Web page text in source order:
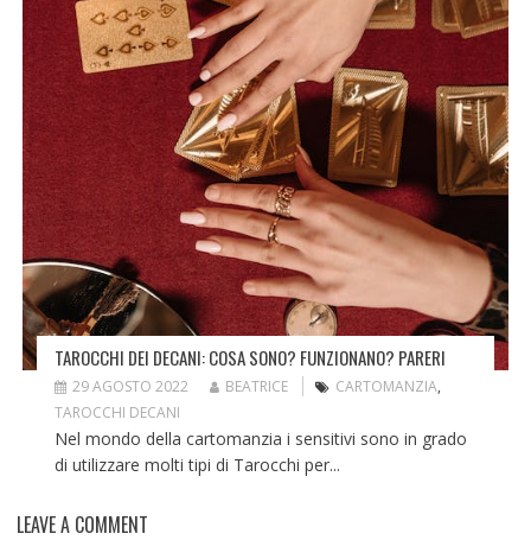
TAROCCHI DEI DECANI: COSA SONO? FUNZIONANO? PARERI
29 AGOSTO 2022 BEATRICE CARTOMANZIA,
TAROCCHI DECANI
Nel mondo della cartomanzia i sensitivi sono in grado
di utilizzare molti tipi di Tarocchi per...
LEAVE A COMMENT